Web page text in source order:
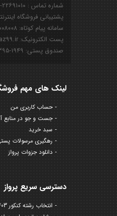
شماره تماس : ۲۲۶۹۱۰۱۰-(۰۲۱)
پشتیبانی فروشگاه اینترنتی:
سامانه پیام کوتاه: ۳۰۰۰۸۰۰۸
پست الکترونیک: info@parvaz99.ir
صندوق پستی: ۱۹۴۹-۱۹۳۹۵
لینک های مهم
حساب کاربری من
جست و جو در منابع
سبد خرید
رهگیری مرسولات
دانلود جزوات پرواز
دسترسی سریع پرواز
انتخاب رشته کنکور 1403